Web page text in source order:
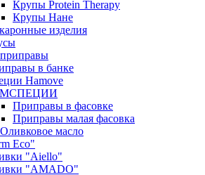
Крупы Protein Therapy
Крупы Нане
изделия
в банке
Hamove
Приправы в фасовке
Приправы малая фасовка
масло
Eco"
"Aiello"
"AMADO"